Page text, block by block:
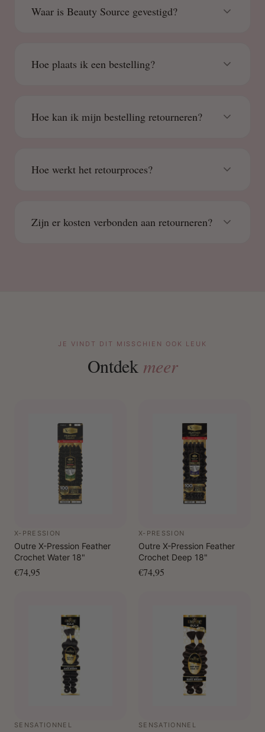
Waar is Beauty Source gevestigd?
Hoe plaats ik een bestelling?
Hoe kan ik mijn bestelling retourneren?
Hoe werkt het retourproces?
Zijn er kosten verbonden aan retourneren?
JE VINDT DIT MISSCHIEN OOK LEUK
Ontdek meer
X-PRESSION
Outre X-Pression Feather
Crochet Water 18"
€74,95
X-PRESSION
Outre X-Pression Feather
Crochet Deep 18"
€74,95
SENSATIONNEL SENSATIONNEL